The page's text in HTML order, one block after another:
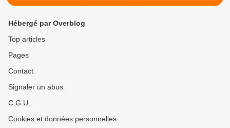
Hébergé par Overblog
Top articles
Pages
Contact
Signaler un abus
C.G.U.
Cookies et données personnelles